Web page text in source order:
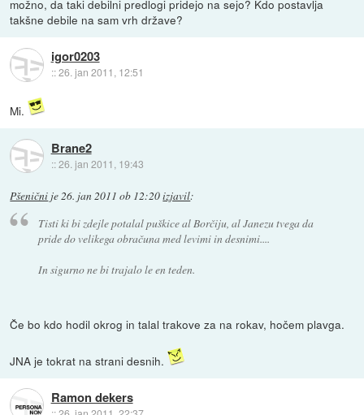
možno, da taki debilni predlogi pridejo na sejo? Kdo postavlja
takšne debile na sam vrh države?
igor0203
::26. jan 2011, 12:51
Mi.
Brane2
::26. jan 2011, 19:43
Pšenični je26. jan 2011 ob 12:20izjavil:
Tisti ki bi zdejle potalal puškice al Borčiju, al Janezu tvega da
pride do velikega obračuna med levimi in desnimi....
In sigurno ne bi trajalo le en teden.
Če bo kdo hodil okrog in talal trakove za na rokav, hočem plavga.
JNA je tokrat na strani desnih.
Ramon dekers